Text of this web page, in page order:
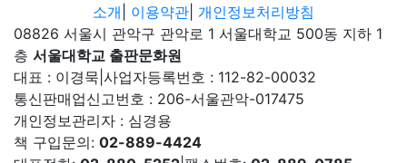
소개
이용약관 개인정보처리방침
08826 서울시 관악구 관악로 1 서울대학교 500동 지하 1
층 서울대학교 출판문화원
대표 : 이경묵 사업자등록번호 : 112-82-00032
통신판매업신고번호 : 206-서울관악-017475
개인정보관리자 : 심경용
책 구입문의: 02-889-4424